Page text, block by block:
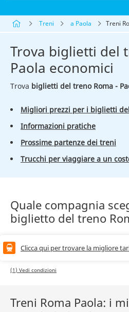
Treni a Paola Treni
Trova biglietti del
Paola economici
Trova biglietti del treno Roma -
Migliori prezzi per i biglietti
Informazioni pratiche
Prossime partenze dei treni
Trucchi per viaggiare a un
Quale compagnia
biglietto del treno
Clicca qui per trovare la migliore
(1) Vedi condizioni
Treni Roma Paola: i